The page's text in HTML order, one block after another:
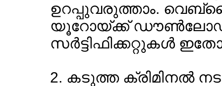
ഉറപ്പുവരുത്താം.
യൂറോയ്ക്ക്
സര്‍ട്ടിഫിക്കറ്റുകള്‍
2. കടുത്ത ക്രിമിനല്‍